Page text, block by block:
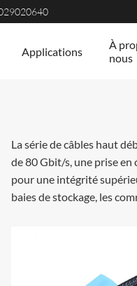
Applications
À
nous
La série de câbles haut
de 80 Gbit/s, une prise
pour une intégrité
baies de stockage, les